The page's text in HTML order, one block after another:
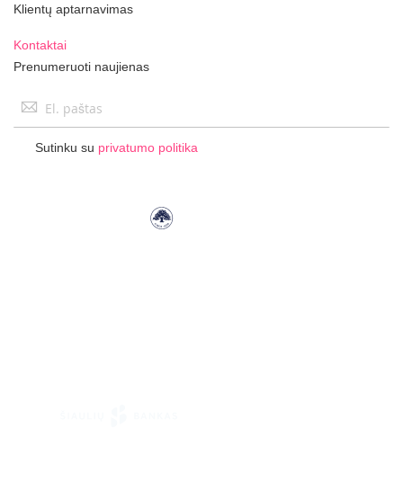
Klientų aptarnavimas
Kontaktai
Prenumeruoti naujienas
Užsisakykite
naujienlaiškį:
Sutinku su privatumo politika